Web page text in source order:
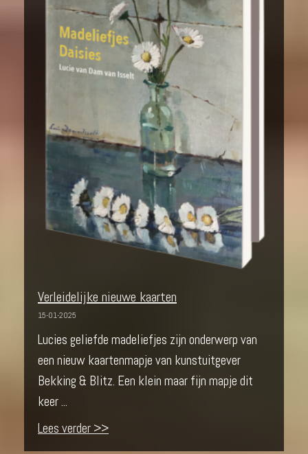
Verleidelijke nieuwe kaarten
15-01-2025
Lucies geliefde madeliefjes zijn onderwerp van
een nieuw kaartenmapje van kunstuitgever
Bekking & Blitz. Een klein maar fijn mapje dit
keer ...
Lees verder >>